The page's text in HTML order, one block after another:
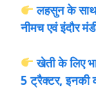
लहसुन के
नीमच एवं इंदौर
खेती के लिए
5 ट्रैक्टर, इनकी